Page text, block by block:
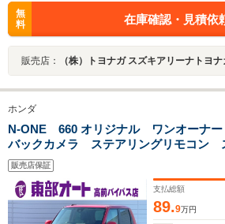
無
料
在庫確認・見積依
販売店： （株）トヨナガ スズキアリーナトヨナ
ホンダ
N-ONE 660 オリジナル ワンオーナ
バックカメラ ステアリングリモコン
プッシュスタート オートハイビーム
ー レーダークルーズコントロール
オ
販売店保証
支払総額
89.9万円